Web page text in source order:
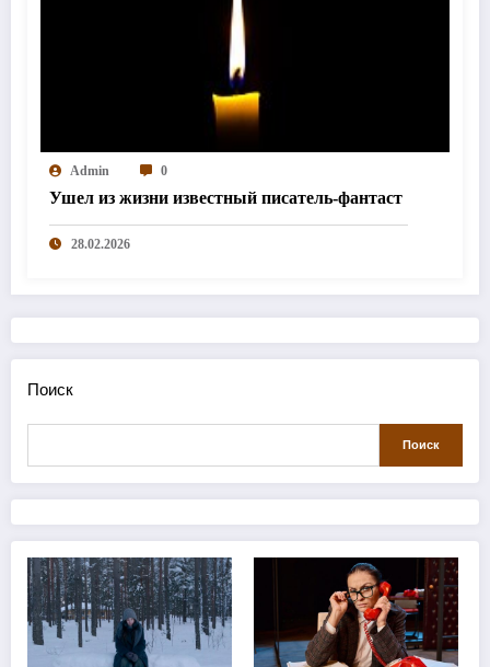
Admin 0
Ушел из жизни известный писатель-фантаст
28.02.2026
Поиск
Поиск